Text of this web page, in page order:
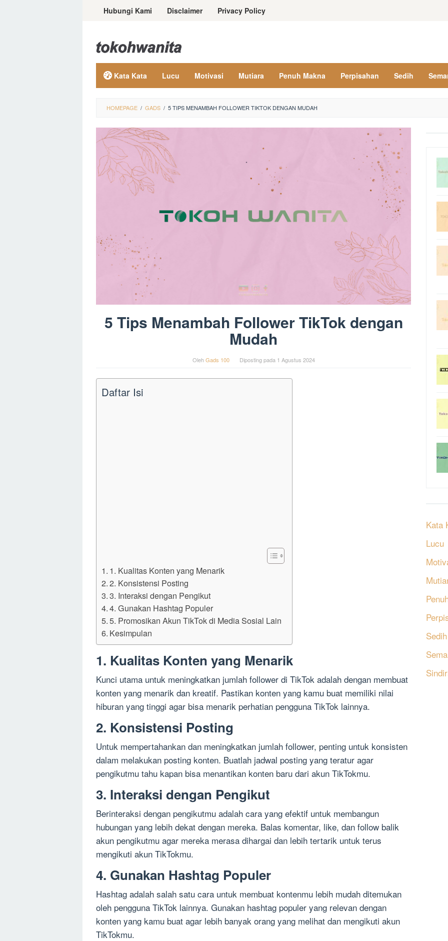
LoncatHubungi Kami Disclaimer Privacy Policy
Kata Kata Lucu Motivasi Mutiara Penuh Makna Perpisahan Sedih
HOMEPAGE / GADS / 5 TIPS MENAMBAH FOLLOWER TIKTOK DENGAN MUDAH
5 Tips Menambah Follower TikTok dengan
Mudah
OlehGads 100 Diposting pada 1 Agustus 2024
Daftar Isi
1. Kualitas Konten yang Menarik
2. Konsistensi Posting
3. Interaksi dengan Pengikut
4. Gunakan Hashtag Populer
5. Promosikan Akun TikTok di Media Sosial Lain
Kesimpulan
1. Kualitas Konten yang Menarik
Kunci utama untuk meningkatkan jumlah follower di TikTok adalah dengan membuat
konten yang menarik dan kreatif. Pastikan konten yang kamu buat memiliki nilai
hiburan yang tinggi agar bisa menarik perhatian pengguna TikTok lainnya.
2. Konsistensi Posting
Untuk mempertahankan dan meningkatkan jumlah follower, penting untuk konsisten
dalam melakukan posting konten. Buatlah jadwal posting yang teratur agar
pengikutmu tahu kapan bisa menantikan konten baru dari akun TikTokmu.
3. Interaksi dengan Pengikut
Berinteraksi dengan pengikutmu adalah cara yang efektif untuk membangun
hubungan yang lebih dekat dengan mereka. Balas komentar, like, dan follow balik
akun pengikutmu agar mereka merasa dihargai dan lebih tertarik untuk terus
mengikuti akun TikTokmu.
4. Gunakan Hashtag Populer
Hashtag adalah salah satu cara untuk membuat kontenmu lebih mudah ditemukan
oleh pengguna TikTok lainnya. Gunakan hashtag populer yang relevan dengan
konten yang kamu buat agar lebih banyak orang yang melihat dan mengikuti akun
TikTokmu.
Kata
Lucu
Sedih